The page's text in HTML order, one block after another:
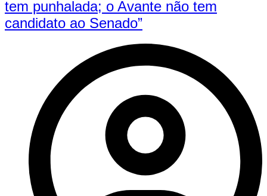
tem punhalada; o Avante não tem
candidato ao Senado”